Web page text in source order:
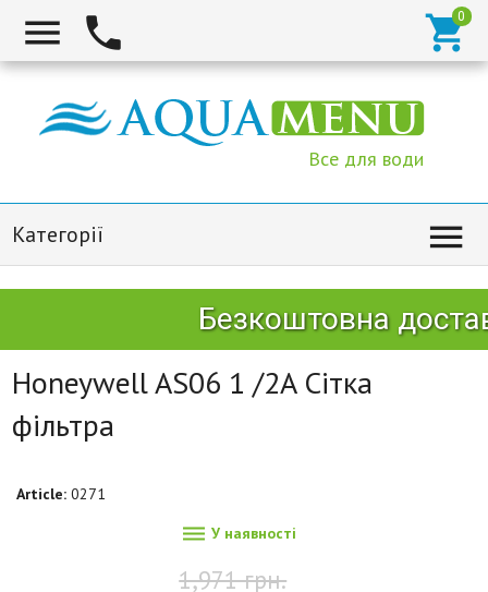
  
Все для води
Категорії 
Безкоштовна
Honeywell AS06 1 /2A Сітка
фільтра
Article: 0271
 У наявності
1,971 грн.